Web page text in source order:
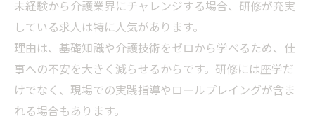
未経験から介護業界にチャレンジする場合、研修が充実
している求人は特に人気があります。
理由は、基礎知識や介護技術をゼロから学べるため、仕
事への不安を大きく減らせるからです。研修には座学だ
けでなく、現場での実践指導やロールプレイングが含ま
れる場合もあります。